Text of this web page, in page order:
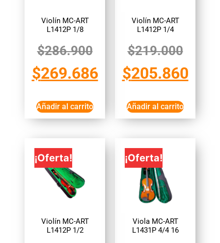
Violín MC-ART
L1412P 1/8
$286.900
$269.686
Añadir al carrito
Violín MC-ART
L1412P 1/4
$219.000
$205.860
Añadir al carrito
¡Oferta!
Violín MC-ART
L1412P 1/2
¡Oferta!
Viola MC-ART
L1431P 4/4 16